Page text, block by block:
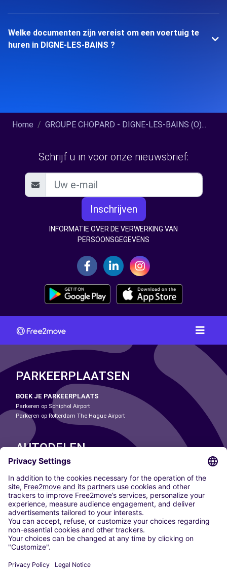
Welke documenten zijn vereist om een voertuig te
huren in DIGNE-LES-BAINS ?
Home GROUPE CHOPARD - DIGNE-LES-BAINS (O)...
Schrijf u in voor onze nieuwsbrief:
Inschrijven
INFORMATIE OVER DE VERWERKING VAN
PERSOONSGEGEVENS
PARKEERPLAATSEN
BOEK JE PARKEERPLAATS
Parkeren op Schiphol Airport
Parkeren op Rotterdam The Hague Airport
AUTODELEN
ONZE STEDEN
Paris
Madrid
Washington DC
Milaan
Rome
Turijn
Wenen
Berlijn
Düsseldorf